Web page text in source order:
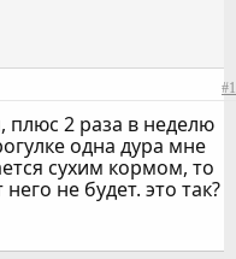
#1
плюс 2 раза в неделю
одна дура мне
сухим кормом, то
не будет. это так?